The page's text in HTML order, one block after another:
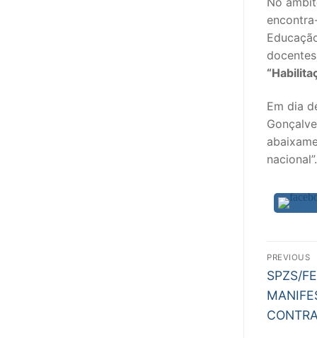
DOCENTES
Área de Sócios
Revista Intervir
Em dia
nacional”.
de
PREVIOUS
Previous
post:
SPZS/